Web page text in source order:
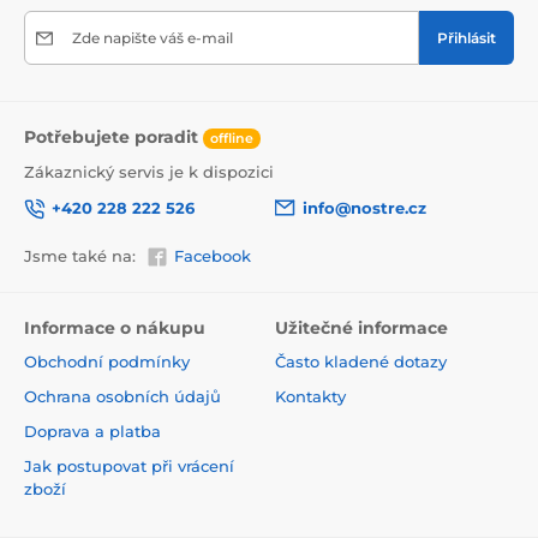
prostor. Barvy splňují přísné normy a pyšní se certifikací
zdravotní nezávadnost.
Zde napište váš e-mail Přihlásit
Potřebujete poradit offline
Zákaznický servis je k dispozici
+420 228 222 526
info@nostre.cz
Jsme také na: Facebook
Informace o nákupu
Obchodní podmínky
Ochrana osobních údajů
Doprava a platba
Jak postupovat při vrácení
zboží
Užitečné informace
Často kladené dotazy
Kontakty